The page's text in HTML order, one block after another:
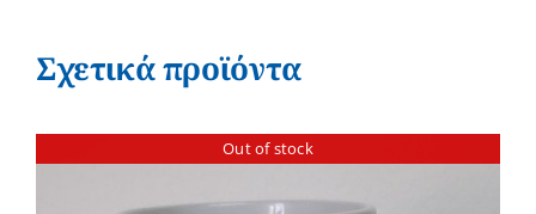
Σχετικά προϊόντα
Out of stock